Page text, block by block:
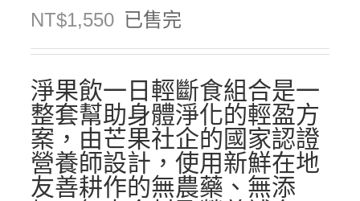
NT$1,550 已售完
淨果飲一日輕斷食組合是一
整套幫助身體淨化的輕盈方
案，由芒果社企的國家認證
營養師設計，使用新鮮在地
友善耕作的無農藥、無添